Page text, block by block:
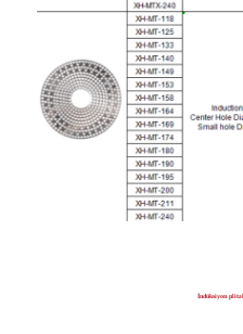
İndüksiyon